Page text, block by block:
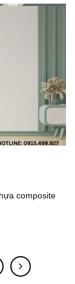
composite